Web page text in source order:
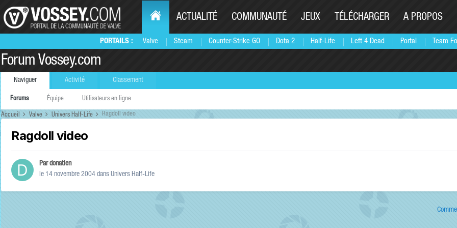
PORTAILS : Valve Steam Counter-Strike GO Dota 2 Half-Life Left 4 Dead Portal Team
ACTUALITÉ COMMUNAUTÉ JEUX TÉLÉCHARGER A PROPOS
Forum Vossey.com
Naviguer
Forums Équipe Utilisateurs en ligne
Activité Classement
Accueil Valve Univers Half-Life Ragdoll video
Ragdoll video
Pardonatien
le 14 novembre 2004 dans Univers Half-Life